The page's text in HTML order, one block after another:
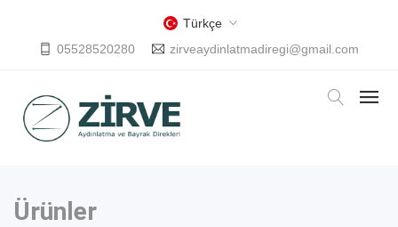
Türkçe
05528520280
zirveaydinlatmadiregi@gmail.com
Ürünler